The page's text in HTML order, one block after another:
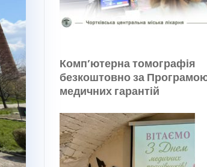
Комп’ютерна томографія
безкоштовно за
медичних гарантій